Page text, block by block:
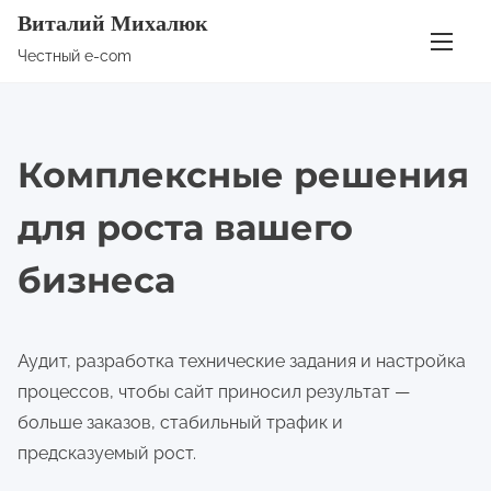
Виталий Михалюк
Честный e-com
Комплексные решения
для роста вашего
бизнеса
Аудит, разработка технические задания и настройка
процессов, чтобы сайт приносил результат —
больше заказов, стабильный трафик и
предсказуемый рост.